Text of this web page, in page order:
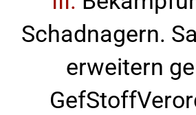
Schadnagern.
erweitern